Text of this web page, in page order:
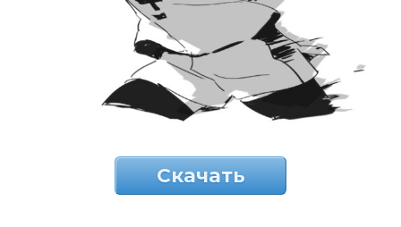
Скачать